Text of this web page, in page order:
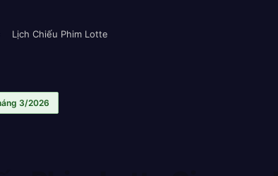
Lịch Chiếu Phim Lotte
3/2026